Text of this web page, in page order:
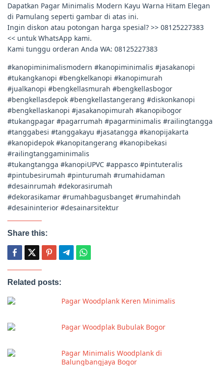
Dapatkan Pagar Minimalis Modern Kayu Warna Hitam Elegan
di Pamulang seperti gambar di atas ini.
Ingin diskon atau potongan harga spesial? >> 08125227383
<< untuk WhatsApp kami.
Kami tunggu orderan Anda WA: 08125227383
#kanopiminimalismodern #kanopiminimalis #jasakanopi
#tukangkanopi #bengkelkanopi #kanopimurah
#jualkanopi #bengkellasmurah #bengkellasbogor
#bengkellasdepok #bengkellastangerang #diskonkanopi
#bengkellaskanopi #jasakanopimurah #kanopibogor
#tukangpagar #pagarrumah #pagarminimalis #railingtangga
#tanggabesi #tanggakayu #jasatangga #kanopijakarta
#kanopidepok #kanopitangerang #kanopibekasi
#railingtanggaminimalis
#tukangtangga #kanopiUPVC #appasco #pintuteralis
#pintubesirumah #pinturumah #rumahidaman
#desainrumah #dekorasirumah
#dekorasikamar #rumahbagusbanget #rumahindah
#desaininterior #desainarsitektur
Share this:
Related posts:
Pagar Woodplank Keren Minimalis
Pagar Woodplak Bubulak Bogor
Pagar Minimalis Woodplank di
Balungbangjaya Bogor